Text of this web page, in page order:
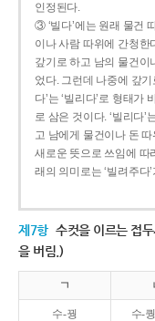
인정된다.
③ ‘빌다’에는 원래 물건
이나 사람 따위에 간청한
갚기로 하고 남의 물건이
었다. 그런데 나중에 갚
다’는 ‘빌리다’로 형태가
로 삼은 것이다. ‘빌리다’
고 남에게 물건이나 돈
새로운 뜻으로 쓰임에 따
래의 의미로는 ‘빌려주다
제7항 수컷을 이르는 접
을 버림.)
ㄱ
수-꿩 수-